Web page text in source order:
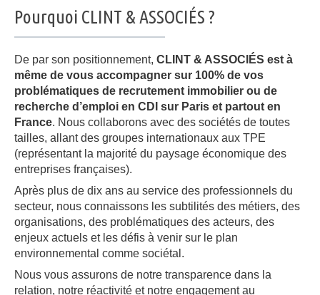
Pourquoi CLINT & ASSOCIÉS ?
De par son positionnement, CLINT & ASSOCIÉS est à
même de vous accompagner sur 100% de vos
problématiques de recrutement immobilier ou de
recherche d’emploi en CDI sur Paris et partout en
France. Nous collaborons avec des sociétés de toutes
tailles, allant des groupes internationaux aux TPE
(représentant la majorité du paysage économique des
entreprises françaises).
Après plus de dix ans au service des professionnels du
secteur, nous connaissons les subtilités des métiers, des
organisations, des problématiques des acteurs, des
enjeux actuels et les défis à venir sur le plan
environnemental comme sociétal.
Nous vous assurons de notre transparence dans la
relation, notre réactivité et notre engagement au